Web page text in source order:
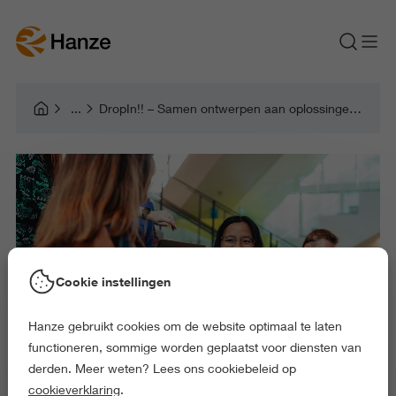
DropIn!! – Samen ontwerpen aan oplossingen voor jongeren in de IWP Ontwikkelrecht
Cookie instellingen
Hanze gebruikt cookies om de website optimaal te laten
functioneren, sommige worden geplaatst voor diensten van
derden. Meer weten? Lees ons cookiebeleid op
cookieverklaring.